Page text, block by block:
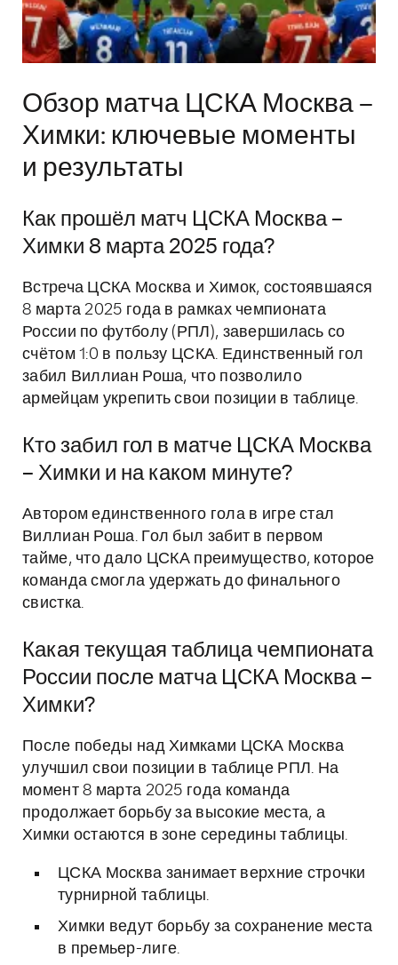
Обзор матча ЦСКА Москва –
Химки: ключевые моменты
и результаты
Как прошёл матч ЦСКА Москва –
Химки 8 марта 2025 года?
Встреча ЦСКА Москва и Химок, состоявшаяся
8 марта 2025 года в рамках чемпионата
России по футболу (РПЛ), завершилась со
счётом 1:0 в пользу ЦСКА. Единственный гол
забил Виллиан Роша, что позволило
армейцам укрепить свои позиции в таблице.
Кто забил гол в матче ЦСКА Москва
– Химки и на каком минуте?
Автором единственного гола в игре стал
Виллиан Роша. Гол был забит в первом
тайме, что дало ЦСКА преимущество, которое
команда смогла удержать до финального
свистка.
Какая текущая таблица чемпионата
России после матча ЦСКА Москва –
Химки?
После победы над Химками ЦСКА Москва
улучшил свои позиции в таблице РПЛ. На
момент 8 марта 2025 года команда
продолжает борьбу за высокие места, а
Химки остаются в зоне середины таблицы.
ЦСКА Москва занимает верхние строчки
турнирной таблицы.
Химки ведут борьбу за сохранение места
в премьер-лиге.